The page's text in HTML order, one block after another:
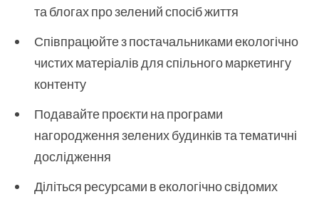
та блогах про зелений спосіб життя
Співпрацюйте з постачальниками екологічно
чистих матеріалів для спільного маркетингу
контенту
Подавайте проєкти на програми
нагородження зелених будинків та тематичні
дослідження
Діліться ресурсами в екологічно свідомих